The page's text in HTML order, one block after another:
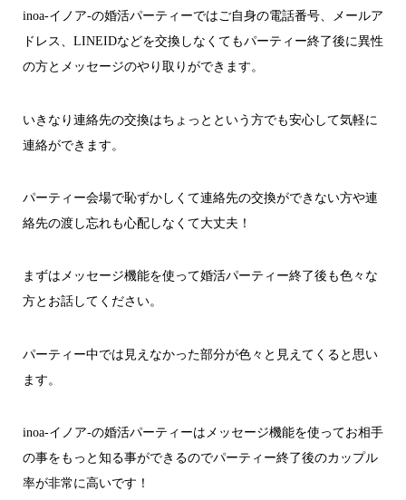
inoa-イノア-の婚活パーティーではご自身の電話番号、メールア
ドレス、LINEIDなどを交換しなくてもパーティー終了後に異性
の方とメッセージのやり取りができます。
いきなり連絡先の交換はちょっとという方でも安心して気軽に
連絡ができます。
パーティー会場で恥ずかしくて連絡先の交換ができない方や連
絡先の渡し忘れも心配しなくて大丈夫！
まずはメッセージ機能を使って婚活パーティー終了後も色々な
方とお話してください。
パーティー中では見えなかった部分が色々と見えてくると思い
ます。
inoa-イノア-の婚活パーティーはメッセージ機能を使ってお相手
の事をもっと知る事ができるのでパーティー終了後のカップル
率が非常に高いです！